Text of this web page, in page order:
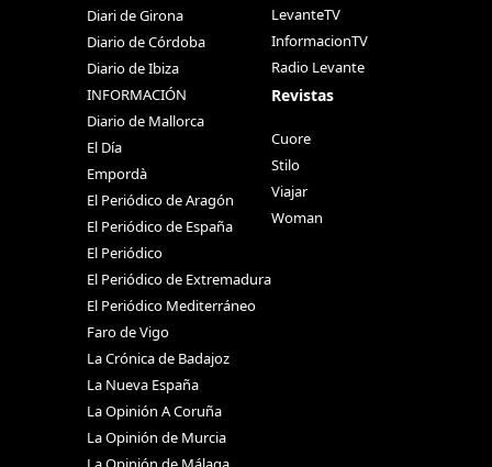
Diari de Girona
Diario de Córdoba
Diario de Ibiza
INFORMACIÓN
Diario de Mallorca
El Día
Empordà
El Periódico de Aragón
El Periódico de España
El Periódico
El Periódico de Extremadura
El Periódico Mediterráneo
Faro de Vigo
La Crónica de Badajoz
La Nueva España
La Opinión A Coruña
La Opinión de Murcia
LevanteTV
InformacionTV
Radio Levante
Revistas
Cuore
Stilo
Viajar
Woman